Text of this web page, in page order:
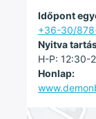
Időpont
+36-30/
Nyitva
H-P: 12:30-
Honlap: